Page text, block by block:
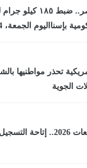
بيطرى الأقصر..
الجمعة، 4 أبريل 2025 08:54 مـ
تحذر مواطنيها
الجوية